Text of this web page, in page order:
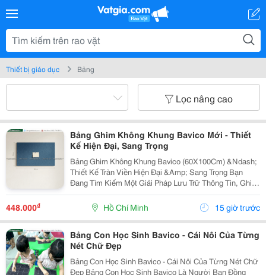
Thiết bị giáo dục Bảng
Lọc nâng cao
Bảng Ghim Không Khung Bavico Mới - Thiết
Kế Hiện Đại, Sang Trọng
Bảng Ghim Không Khung Bavico (60X100Cm) &Ndash;
Thiết Kế Tràn Viền Hiện Đại &Amp; Sang Trọng Bạn
Đang Tìm Kiếm Một Giải Pháp Lưu Trữ Thông Tin, Ghi
Chú Công Việc Vừa Tiện Lợi Vừa Nâng Tầm Thẩm Mỹ
Cho Không Gian Sống Và Làm Việc? Bảng Ghim
Không...
448.000₫ Hồ Chí Minh 15 giờ trước
Bảng Con Học Sinh Bavico - Cái Nôi Của Từng
Nét Chữ Đẹp
Bảng Con Học Sinh Bavico - Cái Nôi Của Từng Nét Chữ
Đẹp Bảng Con Học Sinh Bavico Là Người Bạn Đồng